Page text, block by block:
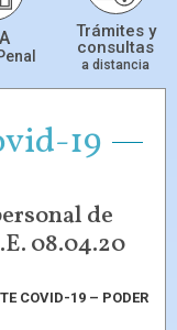
Trámites y
consultas
a distancia
19
de
08.04.20
COVID-19 – PODER